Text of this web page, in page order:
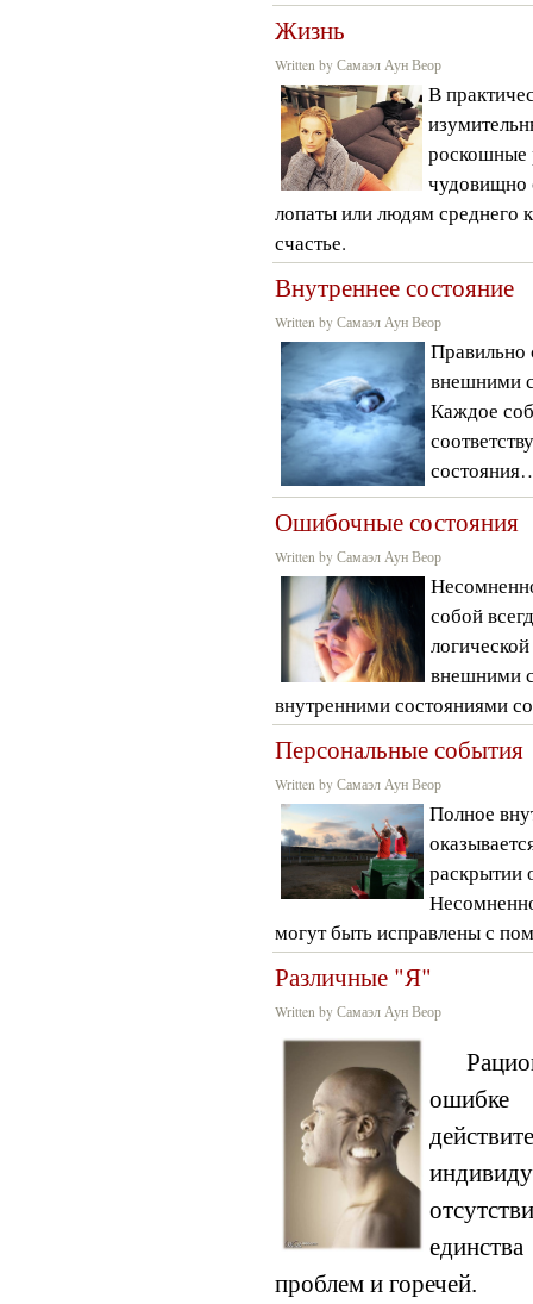
Жизнь
Written by Самаэл Аун Веор
В
роскошные
лопаты или людям среднего
счастье.
Внутреннее состояние
Written by Самаэл Аун Веор
Правильно
внешними
Каждое
Ошибочные состояния
Written by Самаэл Аун Веор
собой
внешними
внутренними состояниями
Персональные события
Written by Самаэл Аун Веор
Полное
раскрытии
могут быть исправлены с
Различные "Я"
Written by Самаэл Аун Веор
проблем и горечей.